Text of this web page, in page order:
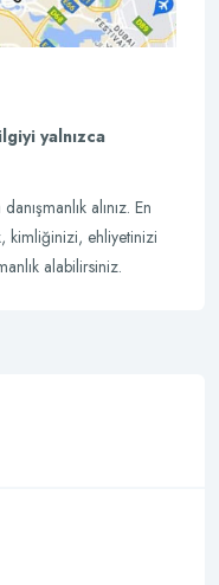
yalnızca
alınız. En
kimliğinizi, ehliyetinizi
alabilirsiniz.